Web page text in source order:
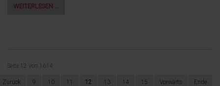
WEITERLESEN …
Seite 12 von 1614
Zurück 9 10 11 12 13 14 15 Vorwärts Ende